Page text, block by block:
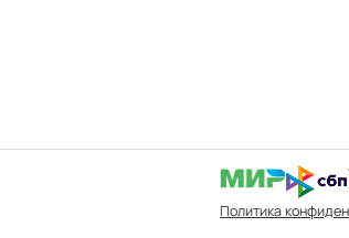
Политика